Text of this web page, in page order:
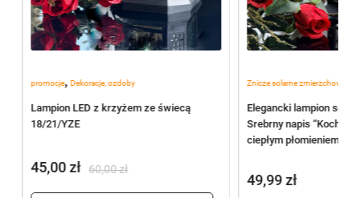
promocje, Dekoracje, ozdoby
Lampion LED z krzyżem ze świecą
18/21/YZE
60,00zł
45,00zł
Znicze solarne zmierzchowe
Elegancki lampion
Srebrny napis
ciepłym płomieniem
49,99zł